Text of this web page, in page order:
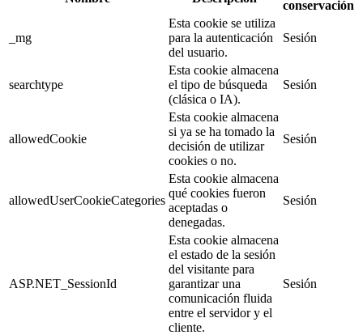
conservación
_mg
Esta cookie se utiliza
para la autenticación
del usuario.
Sesión
searchtype
Esta cookie almacena
el tipo de búsqueda
(clásica o IA).
Sesión
allowedCookie
Esta cookie almacena
si ya se ha tomado la
decisión de utilizar
cookies o no.
Sesión
allowedUserCookieCategories
Esta cookie almacena
qué cookies fueron
aceptadas o
denegadas.
Sesión
ASP.NET_SessionId
Esta cookie almacena
el estado de la sesión
del visitante para
garantizar una
comunicación fluida
entre el servidor y el
cliente.
Sesión